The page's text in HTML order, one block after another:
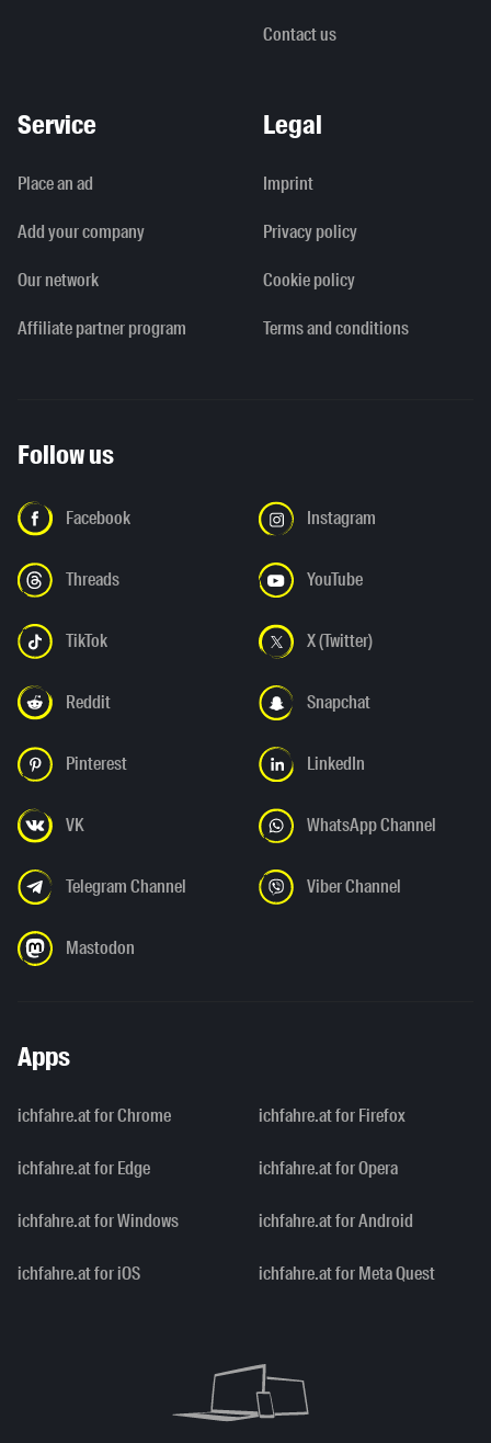
Contact us
Service
Place an ad
Add your company
Our network
Affiliate partner program
Legal
Imprint
Privacy policy
Cookie policy
Terms and conditions
Follow us
Facebook Instagram
Threads YouTube
TikTok X (Twitter)
Reddit Snapchat
Pinterest LinkedIn
VK WhatsApp Channel
Telegram Channel Viber Channel
Mastodon
Apps
ichfahre.at for Chrome ichfahre.at for Firefox
ichfahre.at for Edge ichfahre.at for Opera
ichfahre.at for Windows ichfahre.at for Android
ichfahre.at for iOS ichfahre.at for Meta Quest